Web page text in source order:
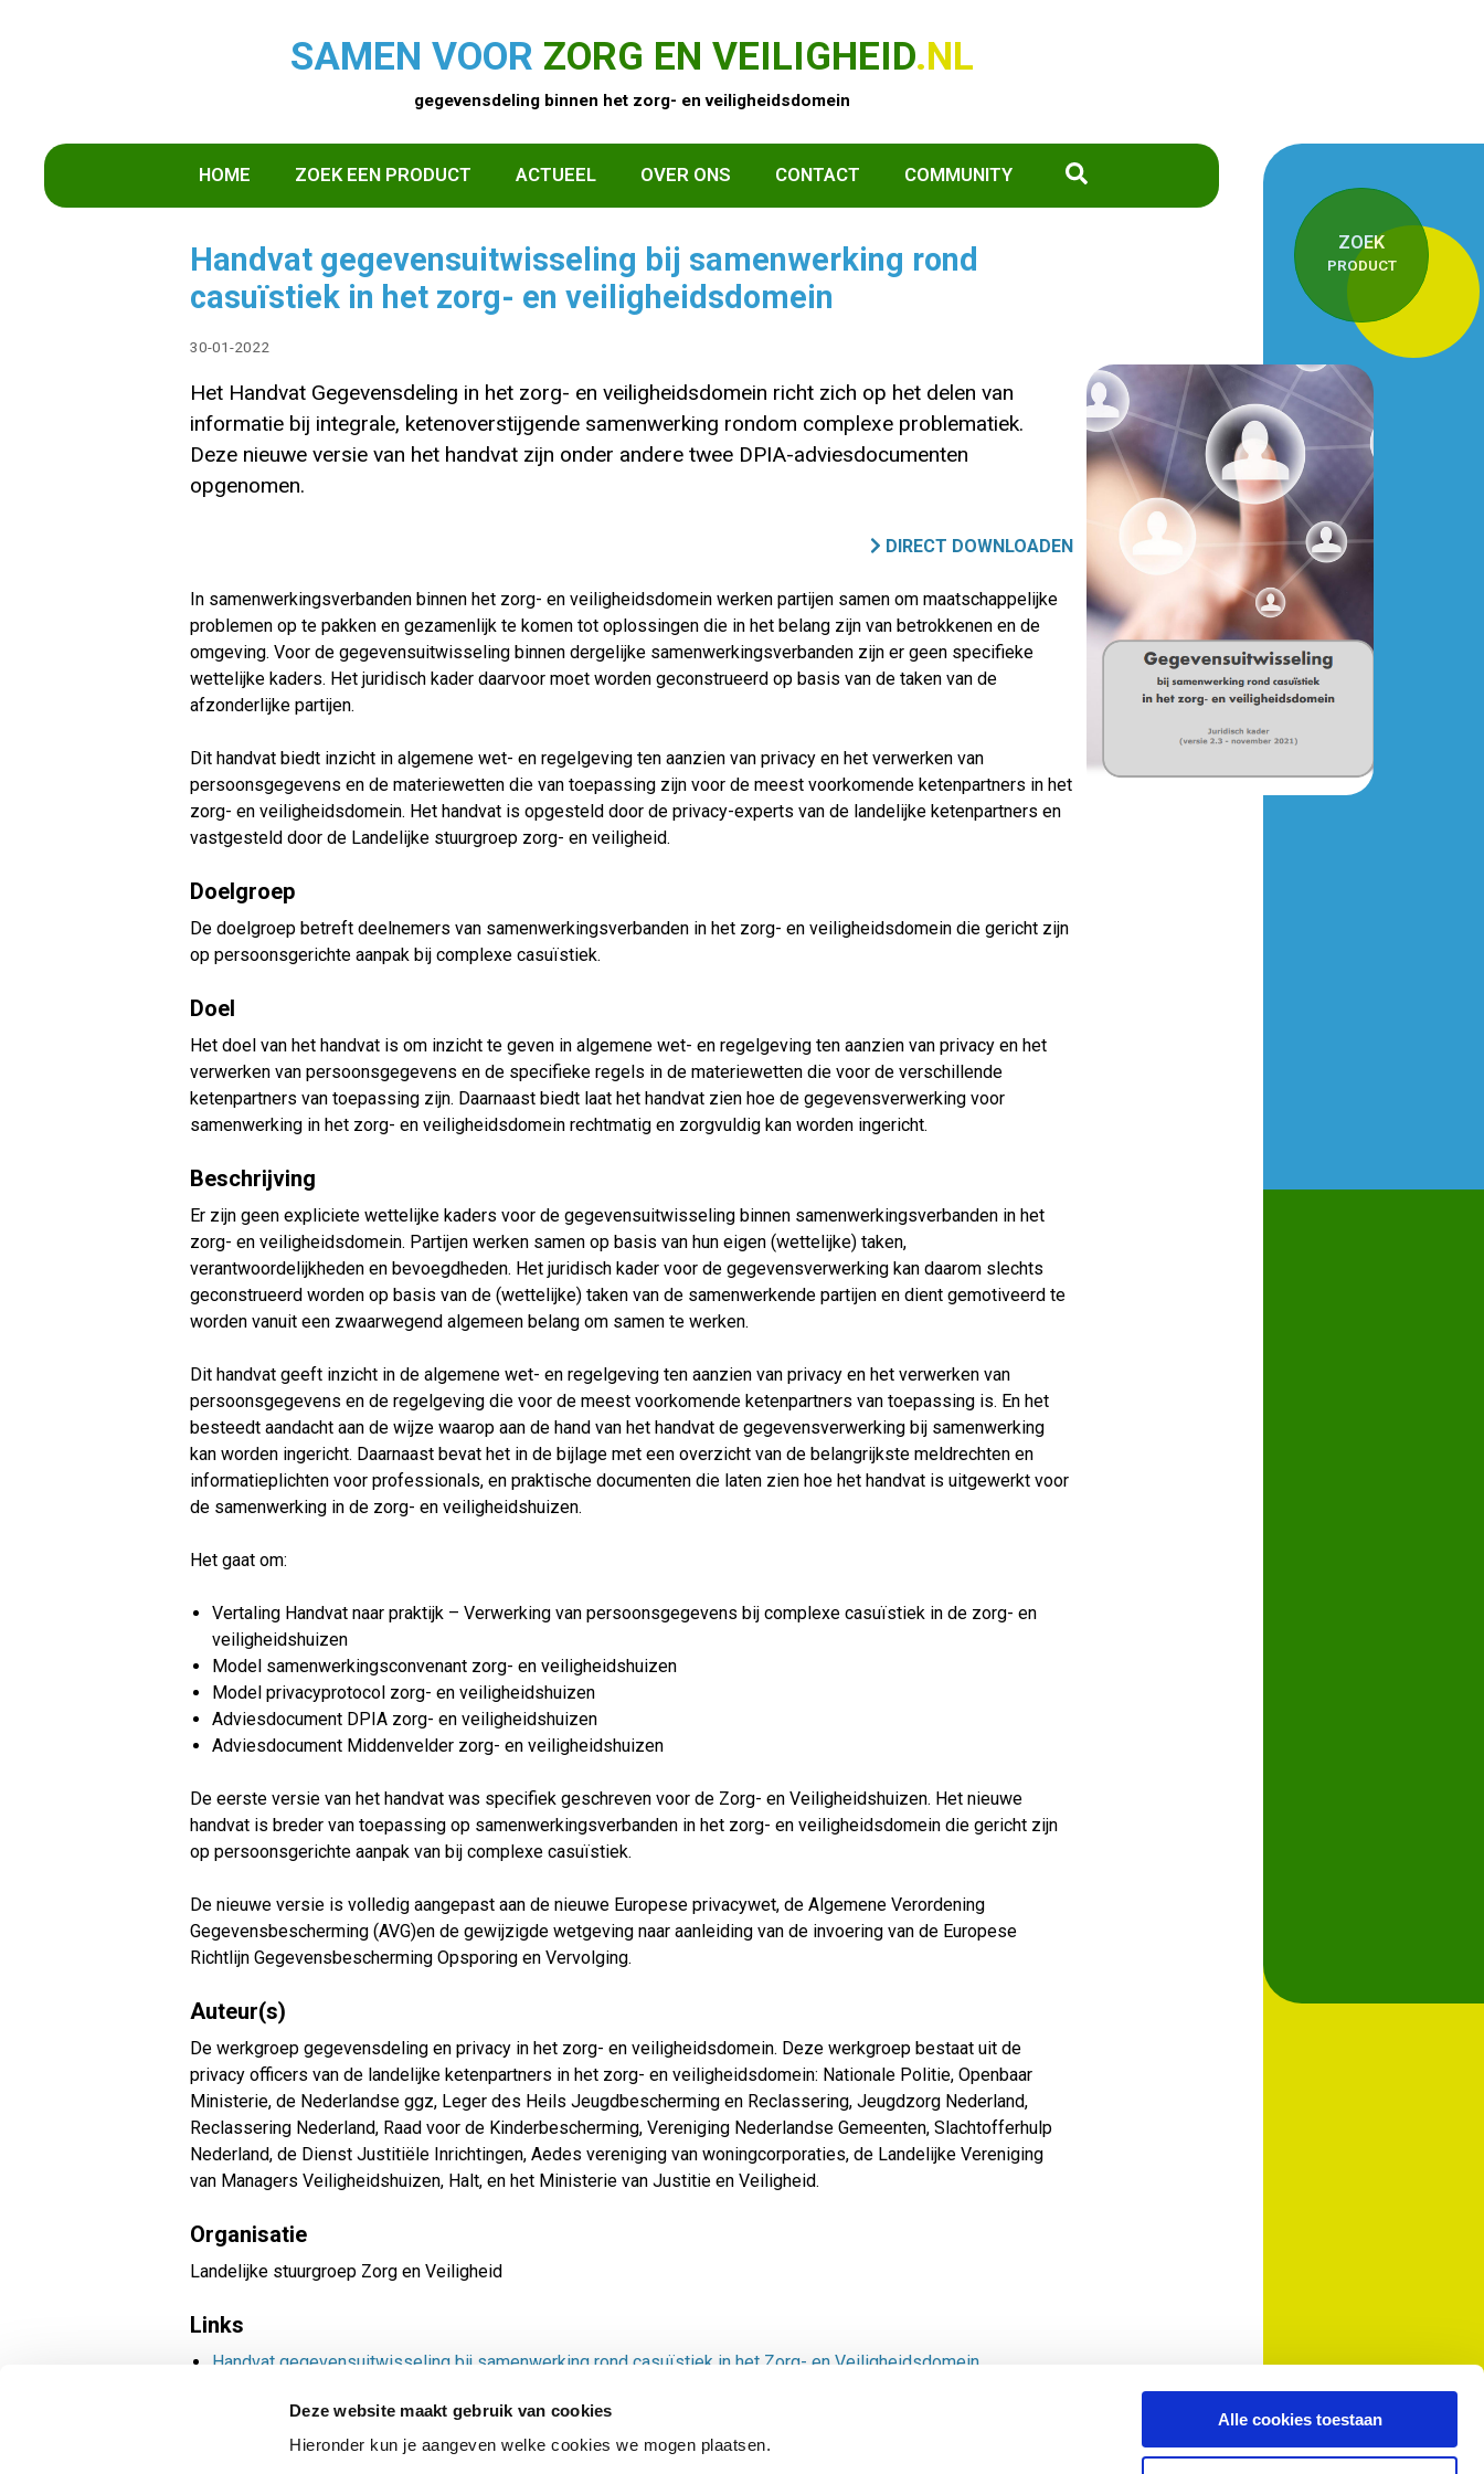
Deze website maakt gebruik van cookies
Hieronder kun je aangeven welke cookies we mogen plaatsen.
Alle cookies toestaan
SAMEN VOOR ZORG EN VEILIGHEID.NL
gegevensdeling binnen het zorg- en veiligheidsdomein
HOME ZOEK EEN PRODUCT ACTUEEL OVER ONS CONTACT COMMUNITY
Handvat gegevensuitwisseling bij samenwerking rond
casuïstiek in het zorg- en veiligheidsdomein
30-01-2022
Het Handvat Gegevensdeling in het zorg- en veiligheidsdomein richt zich op het delen van
informatie bij integrale, ketenoverstijgende samenwerking rondom complexe problematiek.
Deze nieuwe versie van het handvat zijn onder andere twee DPIA-adviesdocumenten
opgenomen.
DIRECT DOWNLOADEN
In samenwerkingsverbanden binnen het zorg- en veiligheidsdomein werken partijen samen om maatschappelijke
problemen op te pakken en gezamenlijk te komen tot oplossingen die in het belang zijn van betrokkenen en de
omgeving. Voor de gegevensuitwisseling binnen dergelijke samenwerkingsverbanden zijn er geen specifieke
wettelijke kaders. Het juridisch kader daarvoor moet worden geconstrueerd op basis van de taken van de
afzonderlijke partijen.
Dit handvat biedt inzicht in algemene wet- en regelgeving ten aanzien van privacy en het verwerken van
persoonsgegevens en de materiewetten die van toepassing zijn voor de meest voorkomende ketenpartners in het
zorg- en veiligheidsdomein. Het handvat is opgesteld door de privacy-experts van de landelijke ketenpartners en
vastgesteld door de Landelijke stuurgroep zorg- en veiligheid.
Doelgroep
De doelgroep betreft deelnemers van samenwerkingsverbanden in het zorg- en veiligheidsdomein die gericht zijn
op persoonsgerichte aanpak bij complexe casuïstiek.
Doel
Het doel van het handvat is om inzicht te geven in algemene wet- en regelgeving ten aanzien van privacy en het
verwerken van persoonsgegevens en de specifieke regels in de materiewetten die voor de verschillende
ketenpartners van toepassing zijn. Daarnaast biedt laat het handvat zien hoe de gegevensverwerking voor
samenwerking in het zorg- en veiligheidsdomein rechtmatig en zorgvuldig kan worden ingericht.
Beschrijving
Er zijn geen expliciete wettelijke kaders voor de gegevensuitwisseling binnen samenwerkingsverbanden in het
zorg- en veiligheidsdomein. Partijen werken samen op basis van hun eigen (wettelijke) taken,
verantwoordelijkheden en bevoegdheden. Het juridisch kader voor de gegevensverwerking kan daarom slechts
geconstrueerd worden op basis van de (wettelijke) taken van de samenwerkende partijen en dient gemotiveerd te
worden vanuit een zwaarwegend algemeen belang om samen te werken.
Dit handvat geeft inzicht in de algemene wet- en regelgeving ten aanzien van privacy en het verwerken van
persoonsgegevens en de regelgeving die voor de meest voorkomende ketenpartners van toepassing is. En het
besteedt aandacht aan de wijze waarop aan de hand van het handvat de gegevensverwerking bij samenwerking
kan worden ingericht. Daarnaast bevat het in de bijlage met een overzicht van de belangrijkste meldrechten en
informatieplichten voor professionals, en praktische documenten die laten zien hoe het handvat is uitgewerkt voor
de samenwerking in de zorg- en veiligheidshuizen.
Het gaat om:
Vertaling Handvat naar praktijk – Verwerking van persoonsgegevens bij complexe casuïstiek in de zorg- en
veiligheidshuizen
Model samenwerkingsconvenant zorg- en veiligheidshuizen
Model privacyprotocol zorg- en veiligheidshuizen
Adviesdocument DPIA zorg- en veiligheidshuizen
Adviesdocument Middenvelder zorg- en veiligheidshuizen
De eerste versie van het handvat was specifiek geschreven voor de Zorg- en Veiligheidshuizen. Het nieuwe
handvat is breder van toepassing op samenwerkingsverbanden in het zorg- en veiligheidsdomein die gericht zijn
op persoonsgerichte aanpak van bij complexe casuïstiek.
De nieuwe versie is volledig aangepast aan de nieuwe Europese privacywet, de Algemene Verordening
Gegevensbescherming (AVG)en de gewijzigde wetgeving naar aanleiding van de invoering van de Europese
Richtlijn Gegevensbescherming Opsporing en Vervolging.
Auteur(s)
De werkgroep gegevensdeling en privacy in het zorg- en veiligheidsdomein. Deze werkgroep bestaat uit de
privacy officers van de landelijke ketenpartners in het zorg- en veiligheidsdomein: Nationale Politie, Openbaar
Ministerie, de Nederlandse ggz, Leger des Heils Jeugdbescherming en Reclassering, Jeugdzorg Nederland,
Reclassering Nederland, Raad voor de Kinderbescherming, Vereniging Nederlandse Gemeenten, Slachtofferhulp
Nederland, de Dienst Justitiële Inrichtingen, Aedes vereniging van woningcorporaties, de Landelijke Vereniging
van Managers Veiligheidshuizen, Halt, en het Ministerie van Justitie en Veiligheid.
Organisatie
Landelijke stuurgroep Zorg en Veiligheid
Links
Handvat gegevensuitwisseling bij samenwerking rond casuïstiek in het Zorg- en Veiligheidsdomein
ZOEK
PRODUCT